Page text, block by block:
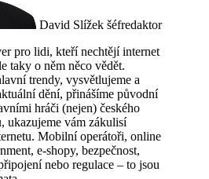
David Slížek šéfredaktor
pro lidi, kteří nechtějí internet
taky o něm něco vědět.
trendy, vysvětlujeme a
dění, přinášíme původní
hráči (nejen) českého
ukazujeme vám zákulisí
Mobilní operátoři, online
e-shopy, bezpečnost,
nebo regulace – to jsou